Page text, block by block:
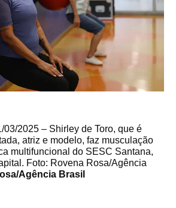
03/2025 – Shirley de Toro, que é
atriz e modelo, faz musculação
multifuncional do SESC Santana,
Foto: Rovena Rosa/Agência
Agência Brasil